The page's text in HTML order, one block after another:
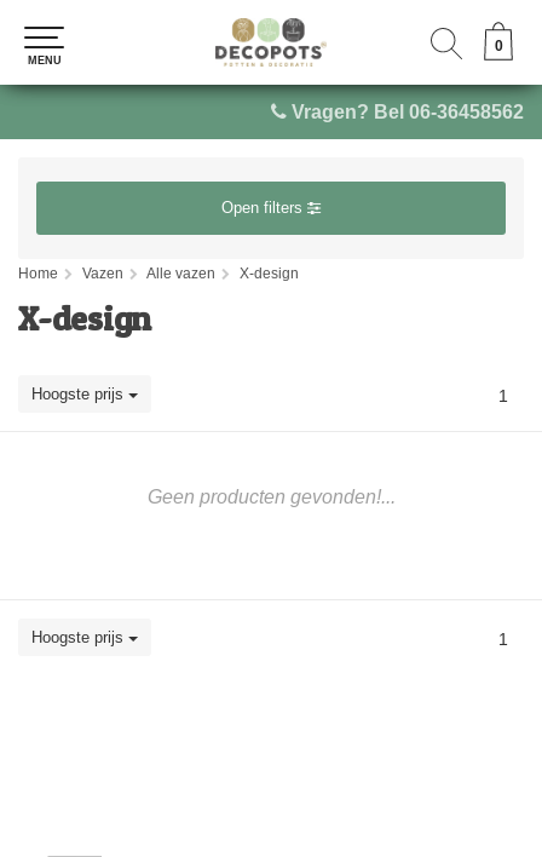
Vragen? Bel 06-36458562
0
MENU
0
MENU
Open filters
Home Vazen Alle vazen X-design
X-design
Hoogste prijs 1
Geen producten gevonden!...
Hoogste prijs 1